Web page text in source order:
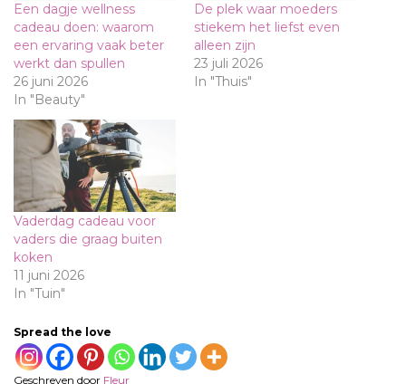
Een dagje wellness
cadeau doen: waarom
een ervaring vaak beter
werkt dan spullen
26 juni 2026
In "Beauty"
De plek waar moeders
stiekem het liefst even
alleen zijn
23 juli 2026
In "Thuis"
Vaderdag cadeau voor
vaders die graag buiten
koken
11 juni 2026
In "Tuin"
Spread the love
Geschreven door Fleur